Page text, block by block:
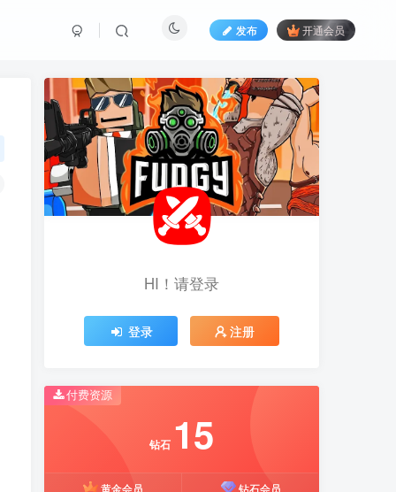
发布 开通会员
HI！请登录
登录 注册
付费资源
钻石 15
黄金会员
钻石会员
HI！请登录
登录 注册
推荐开通钻石会员下载更优惠！
推荐开通钻石会员下载更优惠！